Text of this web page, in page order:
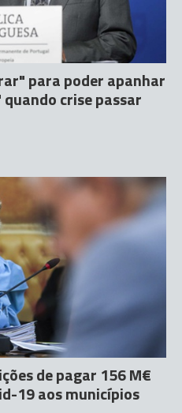
para poder apanhar
crise passar
de pagar 156 M€
19 aos municípios